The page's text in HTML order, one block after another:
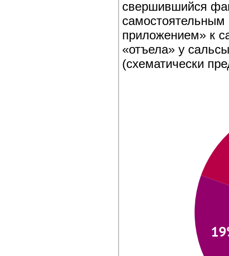
свершившийся
приложением» к
«отъела» у
(схематически